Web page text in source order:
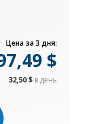
Цена за 3 дня:
$
32,50 $ в день